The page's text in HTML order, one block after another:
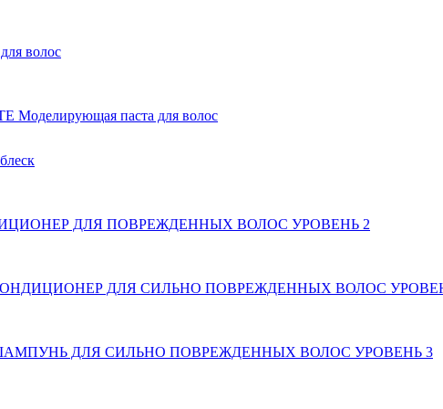
волос
Моделирующая паста для волос
ДЛЯ ПОВРЕЖДЕННЫХ ВОЛОС УРОВЕНЬ 2
- КОНДИЦИОНЕР ДЛЯ СИЛЬНО ПОВРЕЖДЕННЫХ ВОЛОС
- ШАМПУНЬ ДЛЯ СИЛЬНО ПОВРЕЖДЕННЫХ ВОЛОС УРОВЕНЬ 3